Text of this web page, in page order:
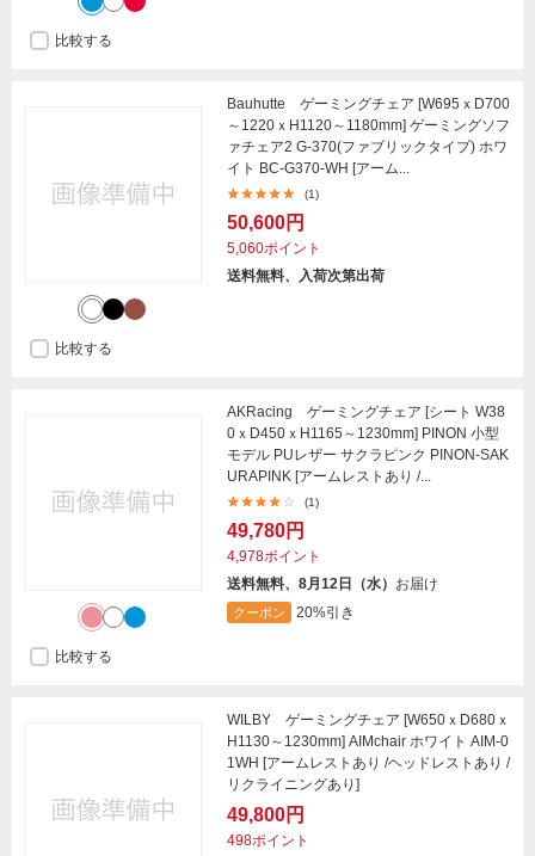
比較する
Bauhutte ゲーミングチェア [W695ｘD700
～1220ｘH1120～1180mm] ゲーミングソフ
ァチェア2 G-370(ファブリックタイプ) ホワ
イト BC-G370-WH [アーム...
(1)
50,600円
5,060ポイント
送料無料、入荷次第出荷
比較する
AKRacing ゲーミングチェア [シート W38
0ｘD450ｘH1165～1230mm] PINON 小型
モデル PUレザー サクラピンク PINON-SAK
URAPINK [アームレストあり /...
(1)
49,780円
4,978ポイント
送料無料、8月12日（水） お届け
クーポン 20%引き
比較する
WILBY ゲーミングチェア [W650ｘD680ｘ
H1130～1230mm] AIMchair ホワイト AIM-0
1WH [アームレストあり /ヘッドレストあり /
リクライニングあり]
49,800円
498ポイント